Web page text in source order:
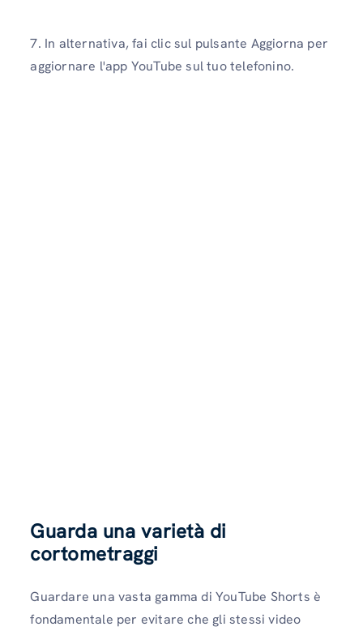
7. In alternativa, fai clic sul pulsante Aggiorna per
aggiornare l'app YouTube sul tuo telefonino.
Guarda una varietà di
cortometraggi
Guardare una vasta gamma di YouTube Shorts è
fondamentale per evitare che gli stessi video